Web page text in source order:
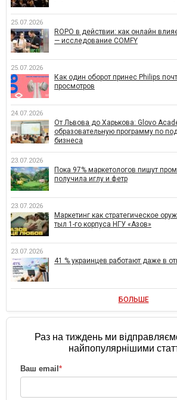
25.07.2026
ROPO в действии: как онлайн
— исследование COMFY
25.07.2026
Как один оборот принес Philips
просмотров
24.07.2026
От Львова до Харькова: Glovo
образовательную программу по
бизнеса
23.07.2026
Пока 97% маркетологов пишут
получила иглу и фетр
23.07.2026
Маркетинг как стратегическое
тыл 1-го корпуса НГУ «Азов»
23.07.2026
41 % украинцев работают даже в
БОЛЬШЕ
Раз на тиждень ми
найпопулярнішими
Ваш email *